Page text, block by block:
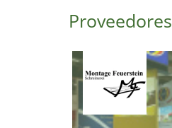
Proveedores